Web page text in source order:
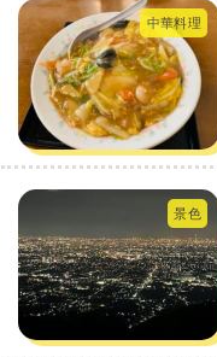
中華料理
景色